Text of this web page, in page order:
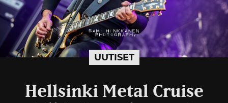
UUTISET
Hellsinki Metal Cruise